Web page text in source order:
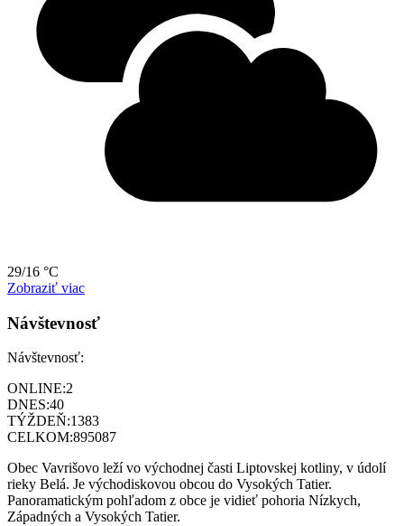
29/16 °C
Zobraziť viac
Návštevnosť
Návštevnosť:
ONLINE:2
DNES:40
TÝŽDEŇ:1383
CELKOM:895087
Obec Vavrišovo leží vo východnej časti Liptovskej kotliny, v údolí
rieky Belá. Je východiskovou obcou do Vysokých Tatier.
Panoramatickým pohľadom z obce je vidieť pohoria Nízkych,
Západných a Vysokých Tatier.